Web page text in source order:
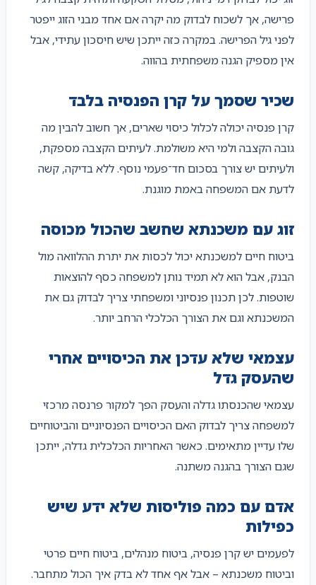
פרישה, אך לשכוח לבדוק מה יקרה אם אחד מבני הזוג ייפטר
לפני גיל הפרישה. במקרה כזה ייתכן שיש חיסכון עתידי, אבל
אין מספיק הגנה משפחתית בהווה.
שכיר שסמך על קרן הפנסיה בלבד
קרן פנסיה יכולה לכלול כיסוי שארים, אך חשוב להבין מה
גובה הקצבה ולמי היא משולמת. לעיתים הקצבה מספקת,
ולעיתים יש צורך בסכום חד־פעמי נוסף. ללא בדיקה, קשה
לדעת אם המשפחה באמת מוגנת.
זוג עם משכנתא שחשב שהכול מכוסה
ביטוח חיים למשכנתא יכול לכסות את יתרת ההלוואה מול
הבנק, אבל הוא לא תמיד נותן למשפחה כסף להוצאות
שוטפות. לכן תכנון פנסיוני ומשפחתי צריך לבדוק גם את
המשכנתא וגם את הצורך הכלכלי הרחב יותר.
עצמאי שלא עדכן את הכיסויים אחרי
שהעסק גדל
עצמאי שהכנסתו גדלה והעסק הפך למקור פרנסה מרכזי
למשפחה צריך לבדוק האם הכיסויים הפנסיוניים והביטוחיים
שלו עדיין מתאימים. כאשר האחריות הכלכלית גדלה, ייתכן
שגם הצורך בהגנה משתנה.
אדם עם כמה פוליסות שלא ידע שיש
כפילות
לפעמים יש קרן פנסיה, ביטוח מנהלים, ביטוח חיים פרטי
וביטוח משכנתא – אבל אף אחד לא בדק איך הכול מתחבר.